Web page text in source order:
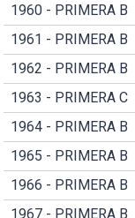
1960 - PRIMERA B
1961 - PRIMERA B
1962 - PRIMERA B
1963 - PRIMERA C
1964 - PRIMERA B
1965 - PRIMERA B
1966 - PRIMERA B
1967 - PRIMERA B